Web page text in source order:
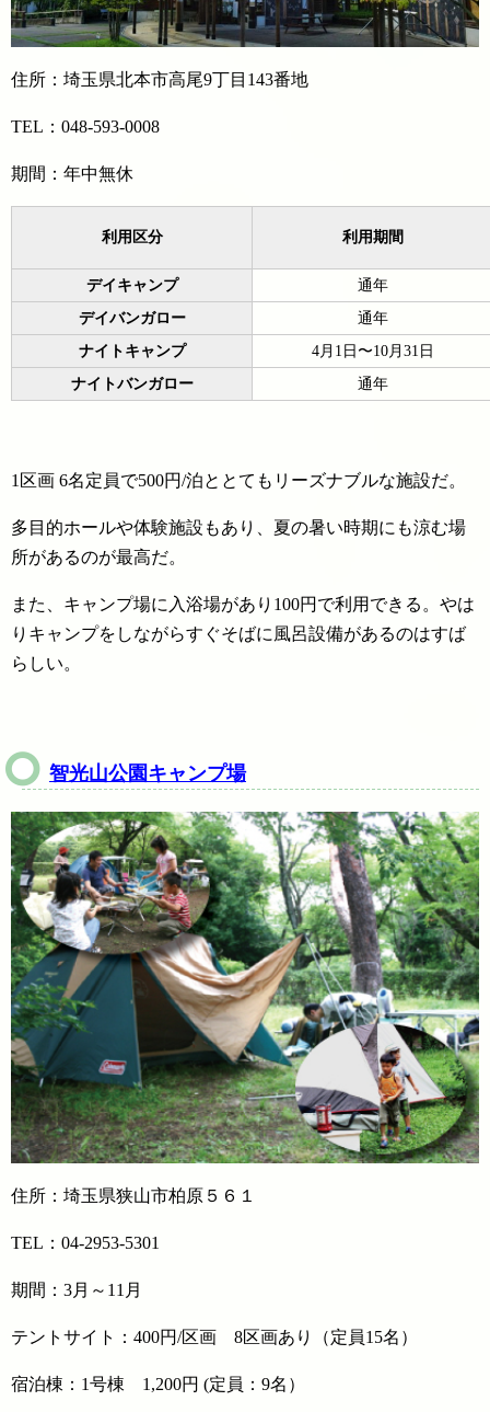
住所：埼玉県北本市高尾9丁目143番地
TEL：048-593-0008
期間：年中無休
利用区分 利用期間
デイキャンプ
通年
デイバンガロー
通年
ナイトキャンプ
4月1日〜10月31日
ナイトバンガロー
通年
1区画 6名定員で500円/泊ととてもリーズナブルな施設だ。
多目的ホールや体験施設もあり、夏の暑い時期にも涼む場
所があるのが最高だ。
また、キャンプ場に入浴場があり100円で利用できる。やは
りキャンプをしながらすぐそばに風呂設備があるのはすば
らしい。
智光山公園キャンプ場
住所：埼玉県狭山市柏原５６１
TEL：04-2953-5301
期間：3月～11月
テントサイト：400円/区画 8区画あり（定員15名）
宿泊棟：1号棟 1,200円 (定員：9名）